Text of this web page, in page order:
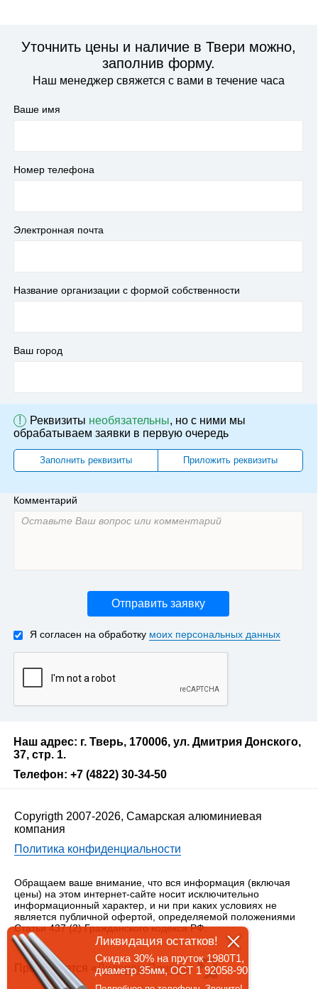
Уточнить цены и наличие в Твери можно,
заполнив форму.
Наш менеджер свяжется с вами в течение часа
Ваше имя
Номер телефона
Электронная почта
Название организации с формой собственности
Ваш город
! Реквизиты необязательны, но с ними мы
обрабатываем заявки в первую очередь
Заполнить реквизиты Приложить реквизиты
Комментарий
Отправить заявку
Я согласен на обработку моих персональных данных
Наш адрес: г. Тверь, 170006, ул. Дмитрия Донского,
37, стр. 1.
Телефон: +7 (4822) 30-34-50
Copyrigth 2007-2026, Самарская алюминиевая
компания
Политика конфиденциальности
Обращаем ваше внимание, что вся информация (включая
цены) на этом интернет-сайте носит исключительно
информационный характер, и ни при каких условиях не
является публичной офертой, определяемой положениями
Статьи 437 (2) Гражданского кодекса РФ.
Продвигается «Лидером Поиска»
Ликвидация остатков!
Скидка 30% на пруток 1980Т1,
диаметр 35мм, ОСТ 1 92058-90